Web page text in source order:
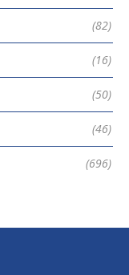
(82)
(16)
(50)
(46)
(696)